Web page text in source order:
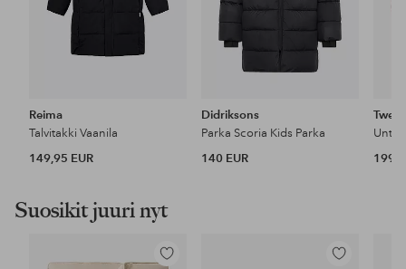
Reima
Talvitakki Vaanila
149,95 EUR
Didriksons
Parka Scoria Kids Parka
140 EUR
Suosikit juuri nyt
Lisää Lisää